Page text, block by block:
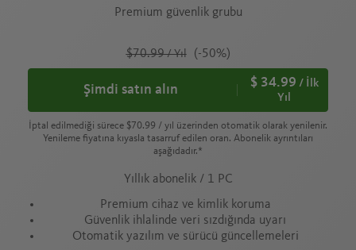
Premium güvenlik grubu
$70.99/ Yıl (-50%)
Şimdi satın alın $ 34.99 / İlk
Yıl
İptal edilmediği sürece $70.99 / yıl üzerinden otomatik olarak yenilenir.
Yenileme fiyatına kıyasla tasarruf edilen oran. Abonelik ayrıntıları
aşağıdadır.*
Yıllık abonelik / 1 PC
Premium cihaz ve kimlik koruma
Güvenlik ihlalinde veri sızdığında uyarı
Otomatik yazılım ve sürücü güncellemeleri